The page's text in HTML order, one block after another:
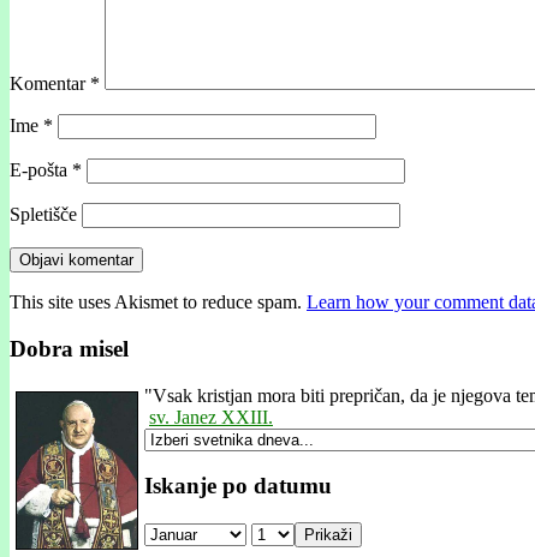
Komentar *
Ime *
E-pošta *
Spletišče
This site uses Akismet to reduce spam. Learn how your comment
Dobra misel
"Vsak kristjan mora biti prepričan, da je njegova
sv. Janez XXIII.
Iskanje po datumu
Prikaži